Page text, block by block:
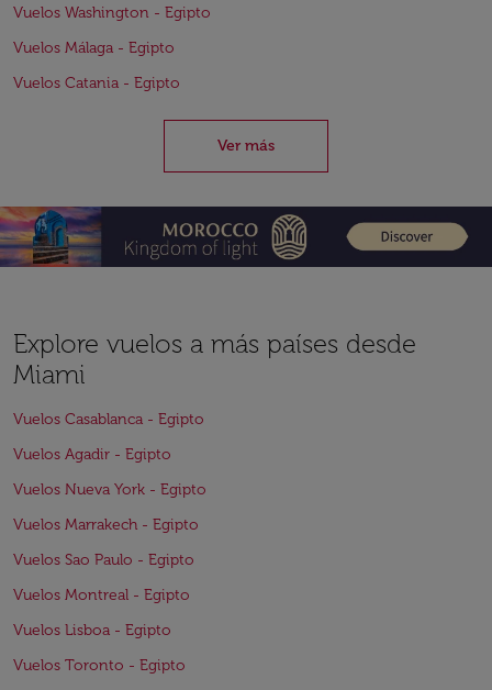
Vuelos Washington - Egipto
Vuelos Málaga - Egipto
Vuelos Catania - Egipto
Ver más
Explore vuelos a más países desde
Miami
Vuelos Casablanca - Egipto
Vuelos Agadir - Egipto
Vuelos Nueva York - Egipto
Vuelos Marrakech - Egipto
Vuelos Sao Paulo - Egipto
Vuelos Montreal - Egipto
Vuelos Lisboa - Egipto
Vuelos Toronto - Egipto